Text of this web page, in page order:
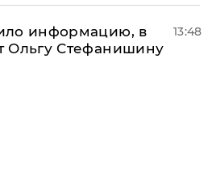
информацию, в
Ольгу Стефанишину
13:48